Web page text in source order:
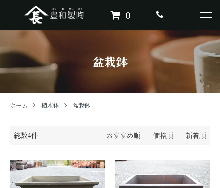
0
盆栽鉢
ホーム 植木鉢 盆栽鉢
総数4件 おすすめ順 価格順 新着順